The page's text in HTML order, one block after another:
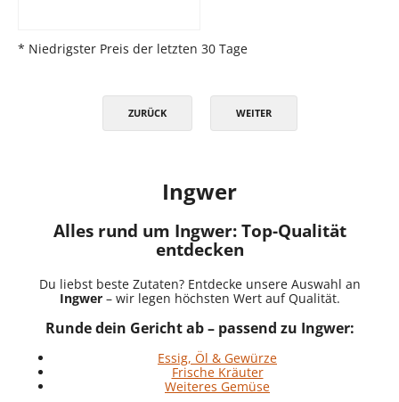
* Niedrigster Preis der letzten 30 Tage
ZURÜCK WEITER
Ingwer
Alles rund um Ingwer: Top-Qualität
entdecken
Du liebst beste Zutaten? Entdecke unsere Auswahl an
Ingwer– wir legen höchsten Wert auf Qualität.
Runde dein Gericht ab – passend zu Ingwer:
Essig, Öl & Gewürze
Frische Kräuter
Weiteres Gemüse